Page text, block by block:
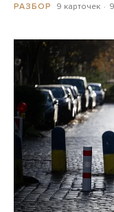
РАЗБОР 9 карточек